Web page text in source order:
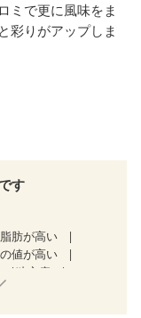
ミで更に風味をま
彩りがアップしま
す
肪が高い
値が高い
狭心症
候群（IBS）